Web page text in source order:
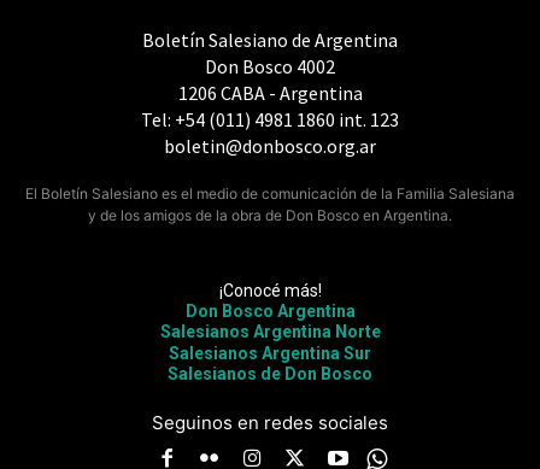
Boletín Salesiano de Argentina
Don Bosco 4002
1206 CABA - Argentina
Tel: +54 (011) 4981 1860 int. 123
boletin@donbosco.org.ar
El Boletín Salesiano es el medio de comunicación de la Familia Salesiana
y de los amigos de la obra de Don Bosco en Argentina.
¡Conocé más!
Don Bosco Argentina
Salesianos Argentina Norte
Salesianos Argentina Sur
Salesianos de Don Bosco
Seguinos en redes sociales